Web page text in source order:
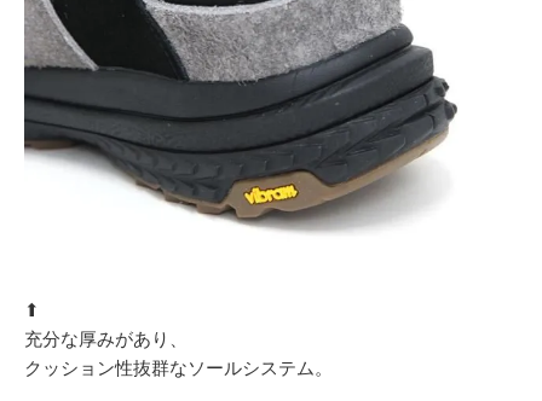
⬆︎
充分な厚みがあり、
クッション性抜群なソールシステム。